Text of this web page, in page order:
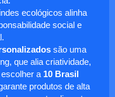
ecológicos alinha
social e
são uma
que alia criatividade,
a 10 Brasil
produtos de alta